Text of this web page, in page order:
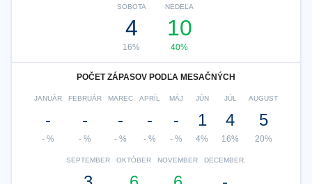
SOBOTA
4
16%
NEDEĽA
10
40%
POČET ZÁPASOV PODĽA MESAČNÝCH
JANUÁR
-
- %
FEBRUÁR
-
- %
MAREC
-
- %
APRÍL
-
- %
MÁJ
-
- %
JÚN
1
4%
JÚL
4
16%
AUGUST
5
20%
SEPTEMBER OKTÓBER NOVEMBER DECEMBER.